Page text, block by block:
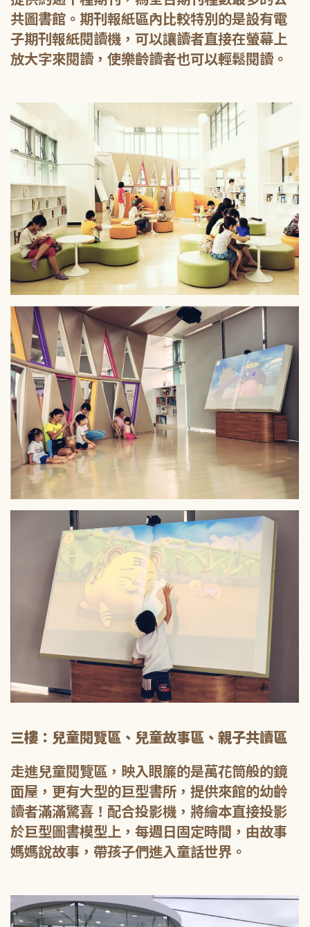
共圖書館。期刊報紙區內比較特別的是設有電
子期刊報紙閱讀機，可以讓讀者直接在螢幕上
放大字來閱讀，使樂齡讀者也可以輕鬆閱讀。
三樓：兒童閱覽區、兒童故事區、親子共讀區
走進兒童閱覽區，映入眼簾的是萬花筒般的鏡
面屋，更有大型的巨型書所，提供來館的幼齡
讀者滿滿驚喜！配合投影機，將繪本直接投影
於巨型圖書模型上，每週日固定時間，由故事
媽媽說故事，帶孩子們進入童話世界。